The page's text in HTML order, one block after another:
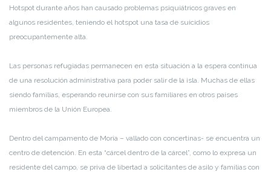
Hotspot durante años han causado problemas psiquiátricos graves en
algunos residentes, teniendo el hotspot una tasa de suicidios
preocupantemente alta.
Las personas refugiadas permanecen en esta situación a la espera continua
de una resolución administrativa para poder salir de la isla. Muchas de ellas
siendo familias, esperando reunirse con sus familiares en otros países
miembros de la Unión Europea.
Dentro del campamento de Moria – vallado con concertinas- se encuentra un
centro de detención. En esta “cárcel dentro de la cárcel”, como lo expresa un
residente del campo, se priva de libertad a solicitantes de asilo y familias con